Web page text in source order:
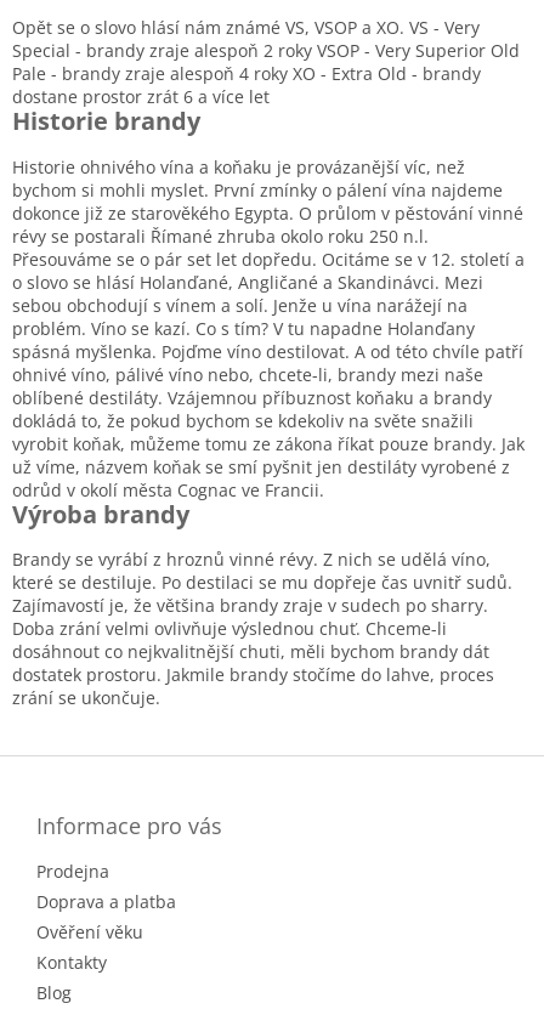
Opět se o slovo hlásí nám známé VS, VSOP a XO. VS - Very
Special - brandy zraje alespoň 2 roky VSOP - Very Superior Old
Pale - brandy zraje alespoň 4 roky XO - Extra Old - brandy
dostane prostor zrát 6 a více let
Historie brandy
Historie ohnivého vína a koňaku je provázanější víc, než
bychom si mohli myslet. První zmínky o pálení vína najdeme
dokonce již ze starověkého Egypta. O průlom v pěstování vinné
révy se postarali Římané zhruba okolo roku 250 n.l.
Přesouváme se o pár set let dopředu. Ocitáme se v 12. století a
o slovo se hlásí Holanďané, Angličané a Skandinávci. Mezi
sebou obchodují s vínem a solí. Jenže u vína narážejí na
problém. Víno se kazí. Co s tím? V tu napadne Holanďany
spásná myšlenka. Pojďme víno destilovat. A od této chvíle patří
ohnivé víno, pálivé víno nebo, chcete-li, brandy mezi naše
oblíbené destiláty. Vzájemnou příbuznost koňaku a brandy
dokládá to, že pokud bychom se kdekoliv na světe snažili
vyrobit koňak, můžeme tomu ze zákona říkat pouze brandy. Jak
už víme, názvem koňak se smí pyšnit jen destiláty vyrobené z
odrůd v okolí města Cognac ve Francii.
Výroba brandy
Brandy se vyrábí z hroznů vinné révy. Z nich se udělá víno,
které se destiluje. Po destilaci se mu dopřeje čas uvnitř sudů.
Zajímavostí je, že většina brandy zraje v sudech po sharry.
Doba zrání velmi ovlivňuje výslednou chuť. Chceme-li
dosáhnout co nejkvalitnější chuti, měli bychom brandy dát
dostatek prostoru. Jakmile brandy stočíme do lahve, proces
zrání se ukončuje.
Informace pro vás
Prodejna
Doprava a platba
Ověření věku
Kontakty
Blog